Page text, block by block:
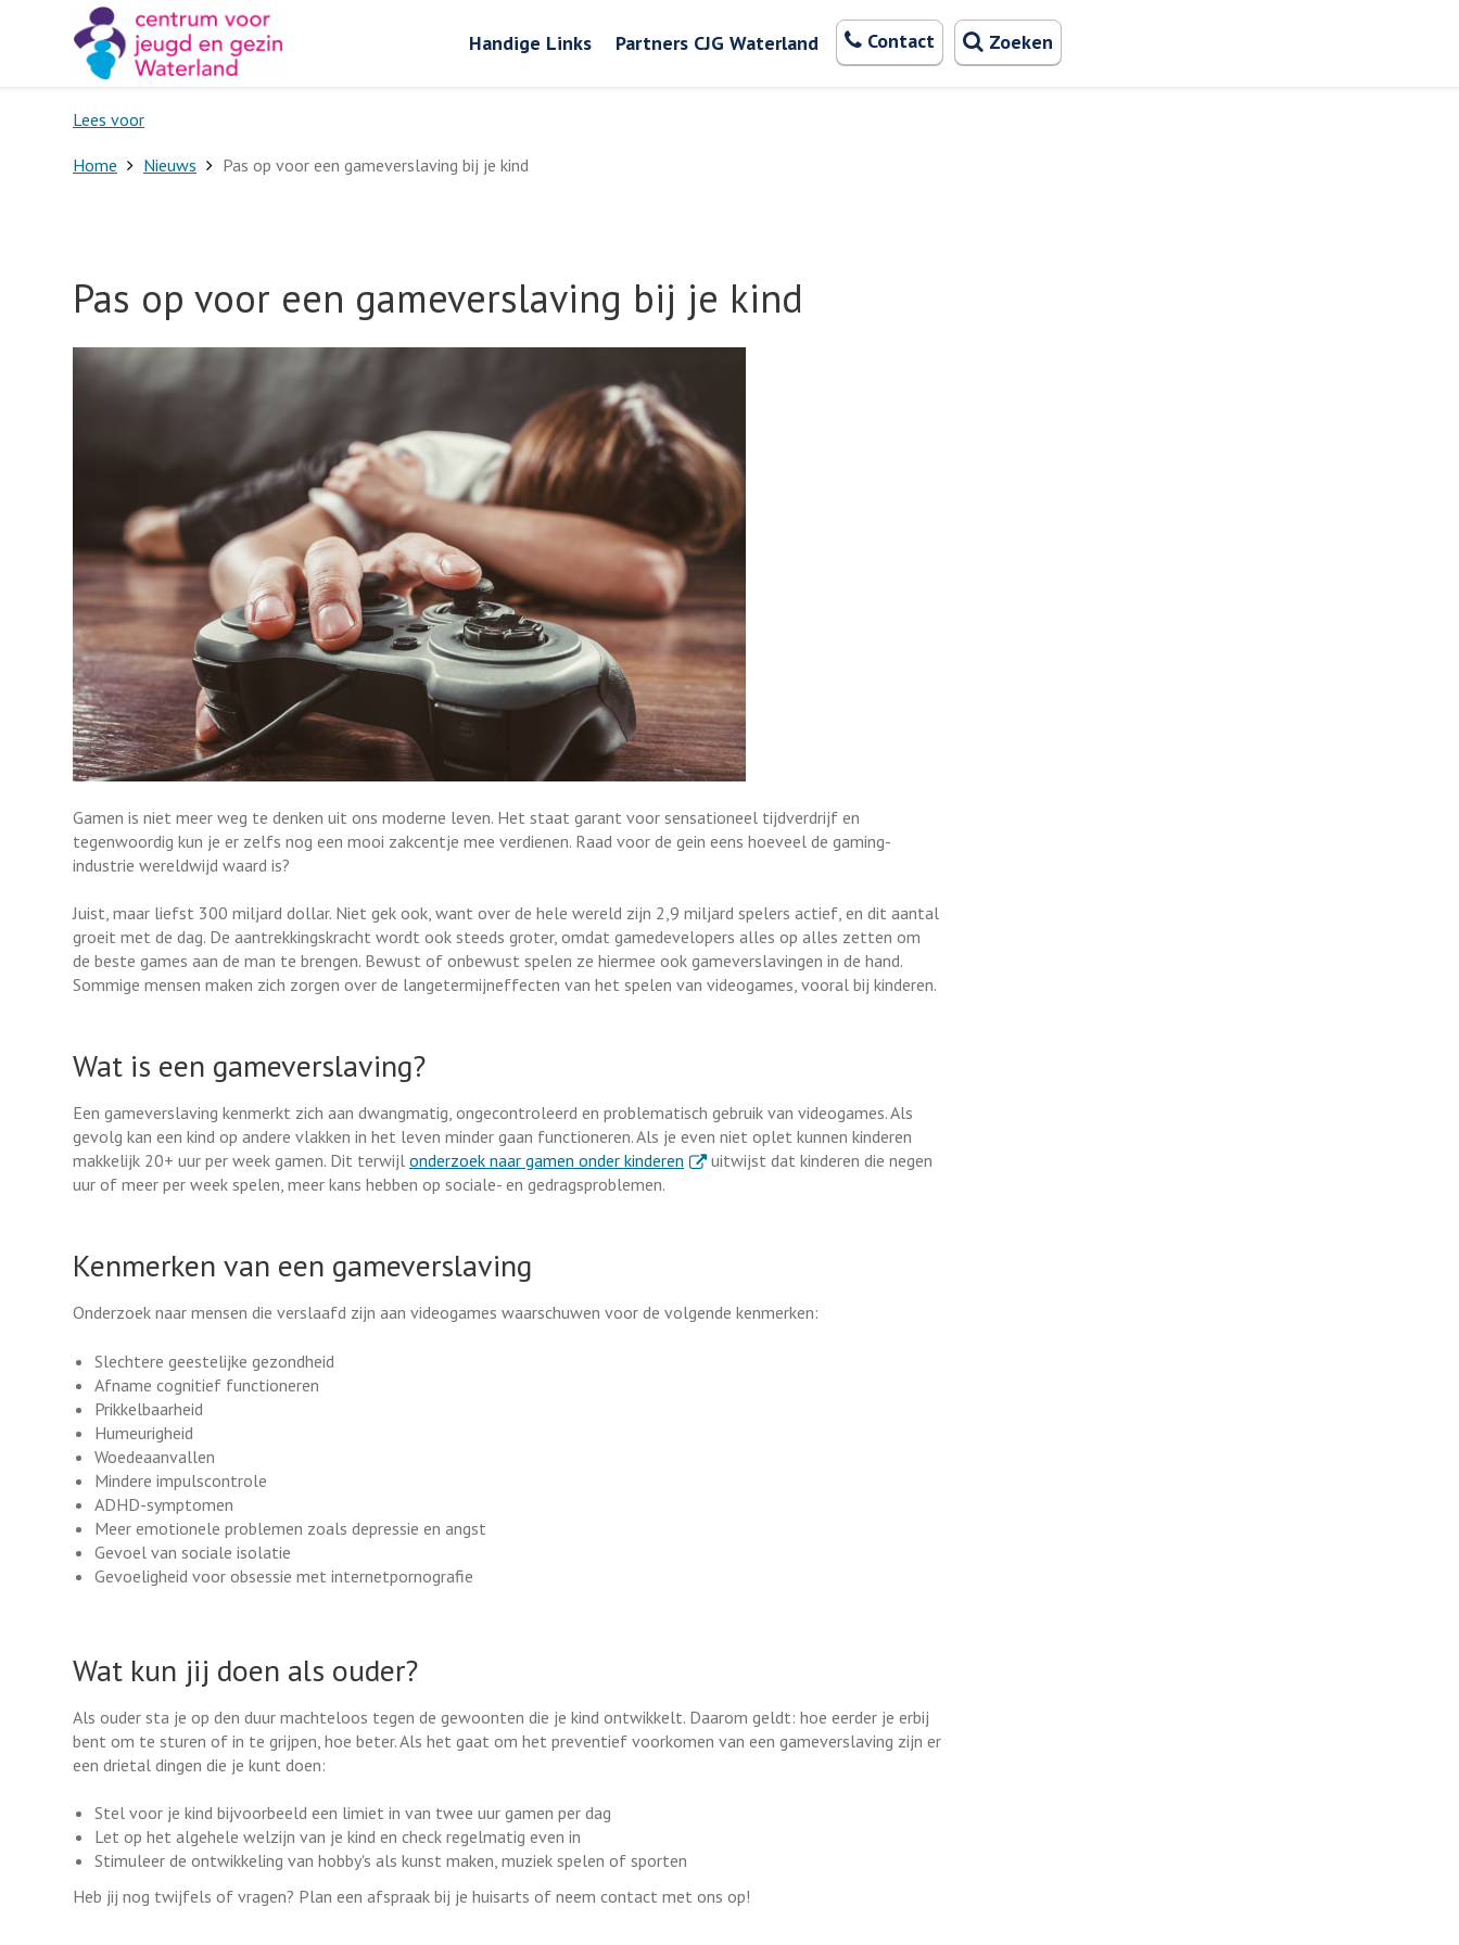
Handige Links Partners CJG Waterland Contact Zoeken
Lees voor
Home Nieuws Pas op voor een gameverslaving bij je kind
Pas op voor een gameverslaving bij je kind
Gamen is niet meer weg te denken uit ons moderne leven. Het staat garant voor sensationeel tijdverdrijf en
tegenwoordig kun je er zelfs nog een mooi zakcentje mee verdienen. Raad voor de gein eens hoeveel de gaming-
industrie wereldwijd waard is?
Juist, maar liefst 300 miljard dollar. Niet gek ook, want over de hele wereld zijn 2,9 miljard spelers actief, en dit aantal
groeit met de dag. De aantrekkingskracht wordt ook steeds groter, omdat gamedevelopers alles op alles zetten om
de beste games aan de man te brengen. Bewust of onbewust spelen ze hiermee ook gameverslavingen in de hand.
Sommige mensen maken zich zorgen over de langetermijneffecten van het spelen van videogames, vooral bij kinderen.
Wat is een gameverslaving?
Een gameverslaving kenmerkt zich aan dwangmatig, ongecontroleerd en problematisch gebruik van videogames. Als
gevolg kan een kind op andere vlakken in het leven minder gaan functioneren. Als je even niet oplet kunnen kinderen
makkelijk 20+ uur per week gamen. Dit terwijl onderzoek naar gamen onder kinderen . Externe link
uitwijst dat kinderen die negen
uur of meer per week spelen, meer kans hebben op sociale- en gedragsproblemen.
Kenmerken van een gameverslaving
Onderzoek naar mensen die verslaafd zijn aan videogames waarschuwen voor de volgende kenmerken:
Slechtere geestelijke gezondheid
Afname cognitief functioneren
Prikkelbaarheid
Humeurigheid
Woedeaanvallen
Mindere impulscontrole
ADHD-symptomen
Meer emotionele problemen zoals depressie en angst
Gevoel van sociale isolatie
Gevoeligheid voor obsessie met internetpornografie
Wat kun jij doen als ouder?
Als ouder sta je op den duur machteloos tegen de gewoonten die je kind ontwikkelt. Daarom geldt: hoe eerder je erbij
bent om te sturen of in te grijpen, hoe beter. Als het gaat om het preventief voorkomen van een gameverslaving zijn er
een drietal dingen die je kunt doen:
Stel voor je kind bijvoorbeeld een limiet in van twee uur gamen per dag
Let op het algehele welzijn van je kind en check regelmatig even in
Stimuleer de ontwikkeling van hobby's als kunst maken, muziek spelen of sporten
Heb jij nog twijfels of vragen? Plan een afspraak bij je huisarts of neem contact met ons op!